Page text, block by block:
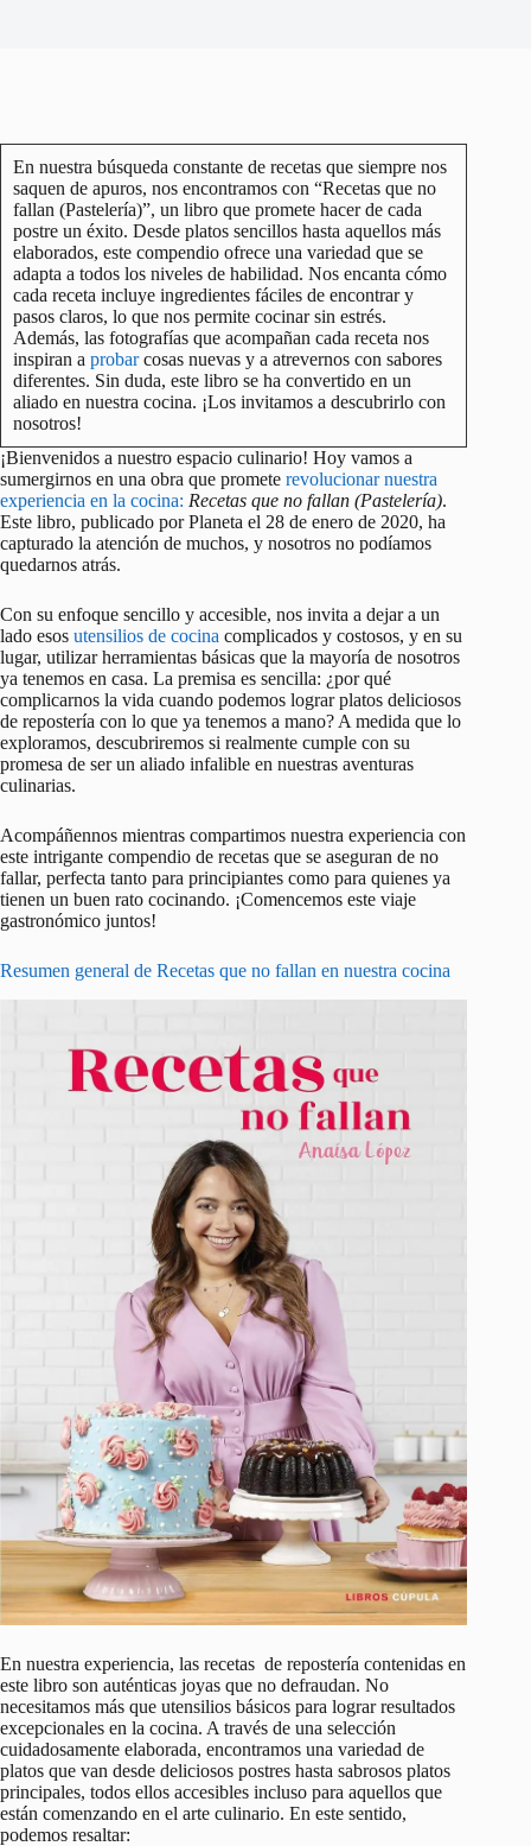
En nuestra búsqueda constante de recetas que siempre nos
saquen de apuros, nos encontramos con “Recetas que no
fallan (Pastelería)”, un libro que promete hacer de cada
postre un éxito. Desde platos sencillos hasta aquellos más
elaborados, este compendio ofrece una variedad que se
adapta a todos los niveles de habilidad. Nos encanta cómo
cada receta incluye ingredientes fáciles de encontrar y
pasos claros, lo que nos permite cocinar sin estrés.
Además, las fotografías que acompañan cada receta nos
inspiran a probarcosas nuevas y a atrevernos con sabores
diferentes. Sin duda, este libro se ha convertido en un
aliado en nuestra cocina. ¡Los invitamos a descubrirlo con
nosotros!
¡Bienvenidos a nuestro espacio culinario! Hoy vamos a
sumergirnos en una obra que promete revolucionar nuestra
experiencia en la cocina: Recetas que no fallan (Pastelería).
Este libro, publicado por Planeta el 28 de enero de 2020, ha
capturado la atención de muchos, y nosotros no podíamos
quedarnos atrás.
Con su enfoque sencillo y accesible, nos invita a dejar a un
lado esos utensilios de cocina complicados y costosos, y en su
lugar, utilizar herramientas básicas que la mayoría de nosotros
ya tenemos en casa. La premisa es sencilla: ¿por qué
complicarnos la vida cuando podemos lograr platos deliciosos
de repostería con lo que ya tenemos a mano? A medida que lo
exploramos, descubriremos si realmente cumple con su
promesa de ser un aliado infalible en nuestras aventuras
culinarias.
Acompáñennos mientras compartimos nuestra experiencia con
este intrigante compendio de recetas que se aseguran de no
fallar, perfecta tanto para principiantes como para quienes ya
tienen un buen rato cocinando. ¡Comencemos este viaje
gastronómico juntos!
Resumen general de Recetas que no fallan en nuestra cocina
En nuestra experiencia, las recetas de repostería contenidas en
este libro son auténticas joyas que no defraudan. No
necesitamos más que utensilios básicos para lograr resultados
excepcionales en la cocina. A través de una selección
cuidadosamente elaborada, encontramos una variedad de
platos que van desde deliciosos postres hasta sabrosos platos
principales, todos ellos accesibles incluso para aquellos que
están comenzando en el arte culinario. En este sentido,
podemos resaltar: